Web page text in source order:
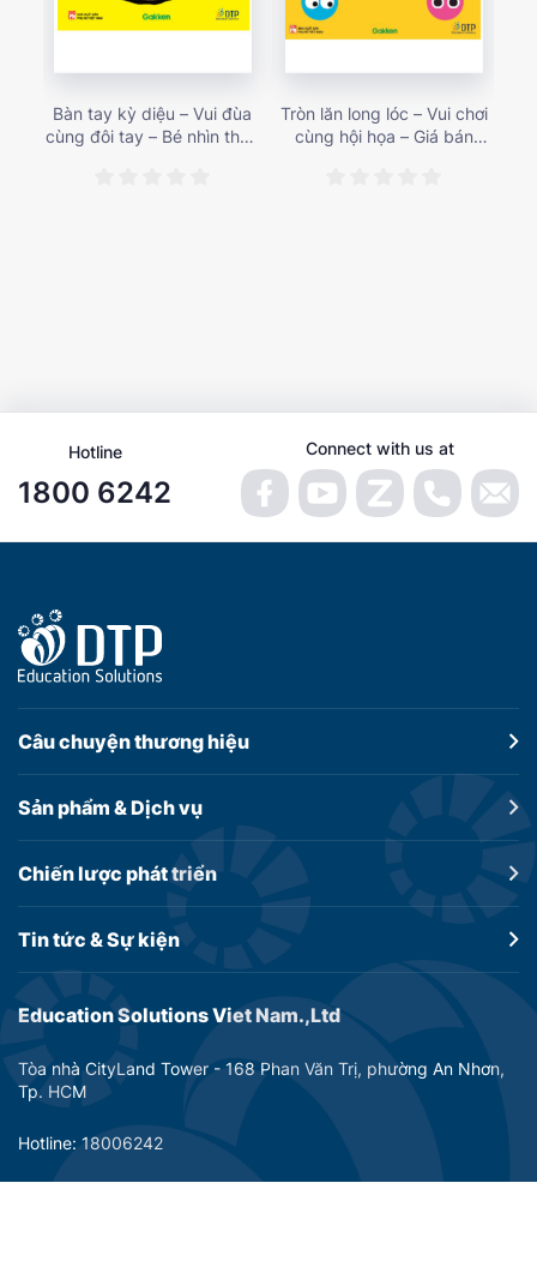
Bàn tay kỳ diệu – Vui đùa
cùng đôi tay – Bé nhìn thấy
Tròn lăn long lóc – Vui chơi
cùng hội họa – Giá bán
Hotline
1800 6242
Connect with us at
Education Solutions Viet Nam.,Ltd
Tòa nhà CityLand Tower - 168 Phan Văn Trị, phường An Nhơn,
Tp. HCM
Hotline: 18006242
Câu chuyệnthương hiệu
Sản phẩm &Dịch vụ
Chiến lược phát triển
Tin tức &Sự kiện